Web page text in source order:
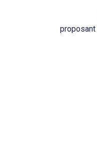
proposant